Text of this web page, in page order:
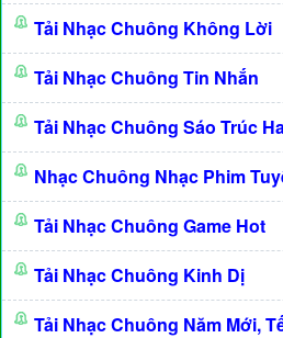
Tải Nhạc Chuông Không Lời
Tải Nhạc Chuông Tin Nhắn
Tải Nhạc Chuông Sáo Trúc
Nhạc Chuông Nhạc Phim
Tải Nhạc Chuông Game Hot
Tải Nhạc Chuông Kinh Dị
Tải Nhạc Chuông Năm Mới,